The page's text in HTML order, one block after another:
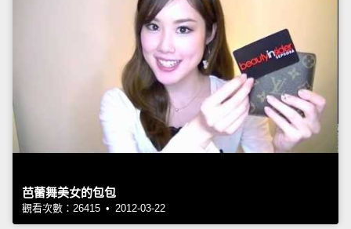
芭蕾舞美女的包包
觀看次數：26415 • 2012-03-22